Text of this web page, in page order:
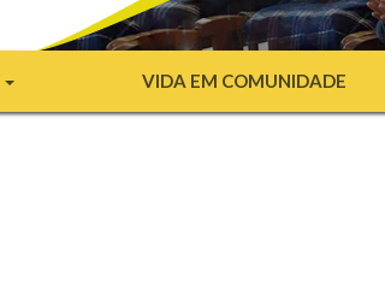
VIDA EM COMUNIDADE